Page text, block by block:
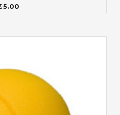
5.00